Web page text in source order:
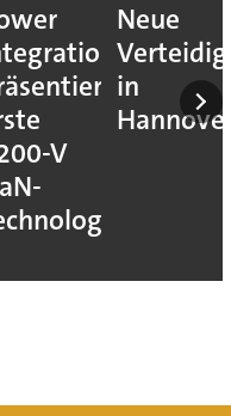
V
Neue
in